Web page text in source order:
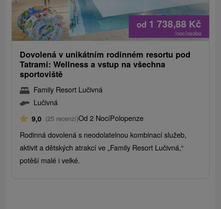
od 1 738,88 Kč
/noc/osoba
Dovolená v unikátním rodinném resortu pod
Tatrami: Wellness a vstup na všechna
sportoviště
Family Resort Lučivná
Lučivná
9,0 (25 recenzí)Od 2 NocíPolopenze
Rodinná dovolená s neodolatelnou kombinací služeb,
aktivit a dětských atrakcí ve „Family Resort Lučivná,“
potěší malé i velké.